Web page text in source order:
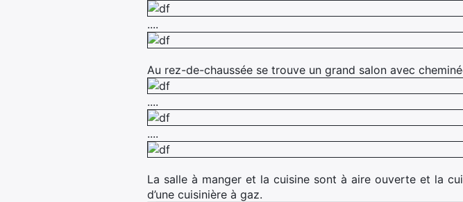
....
Au rez-de-chaussée se trouve un grand salon avec
....
....
La salle à manger et la cuisine sont à aire ouverte et la
d’une cuisinière à gaz.